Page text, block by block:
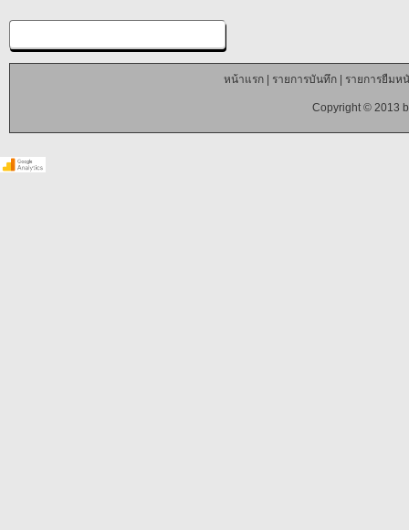
หน้าแรก| รายการบันทึก| รายการยืมห
Copyright © 2013